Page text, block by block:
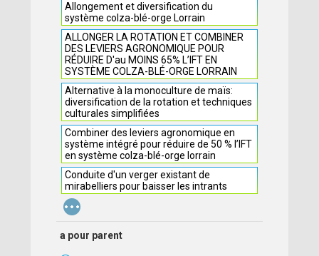
Allongement et diversification du
système colza-blé-orge Lorrain
ALLONGER LA ROTATION ET COMBINER
DES LEVIERS AGRONOMIQUE POUR
RÉDUIRE D'au MOINS 65% L’IFT EN
SYSTÈME COLZA-BLÉ-ORGE LORRAIN
Alternative à la monoculture de maïs:
diversification de la rotation et techniques
culturales simplifiées
Combiner des leviers agronomique en
système intégré pour réduire de 50 % l’IFT
en système colza-blé-orge lorrain
Conduite d'un verger existant de
mirabelliers pour baisser les intrants
...
a pour parent